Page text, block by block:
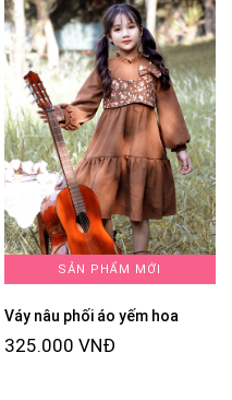
SẢN PHẨM MỚI
Váy nâu phối áo yếm hoa
325.000 VNĐ